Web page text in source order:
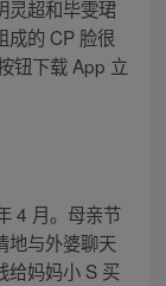
灵超和毕雯珺
成的 CP 脸很
钮下载 App 立
4 月。母亲节
地与外婆聊天
给妈妈小 S 买